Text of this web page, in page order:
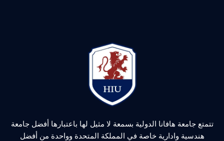
تتمتع جامعة هافانا الدولية بسمعة لا مثيل لها باعتبارها أفضل جامعة
هندسية وادارية خاصة في المملكة المتحدة وواحدة من أفضل